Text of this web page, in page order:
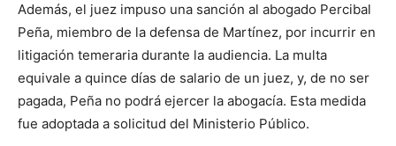
Además, el juez impuso una sanción al abogado Percibal
Peña, miembro de la defensa de Martínez, por incurrir en
litigación temeraria durante la audiencia. La multa
equivale a quince días de salario de un juez, y, de no ser
pagada, Peña no podrá ejercer la abogacía. Esta medida
fue adoptada a solicitud del Ministerio Público.